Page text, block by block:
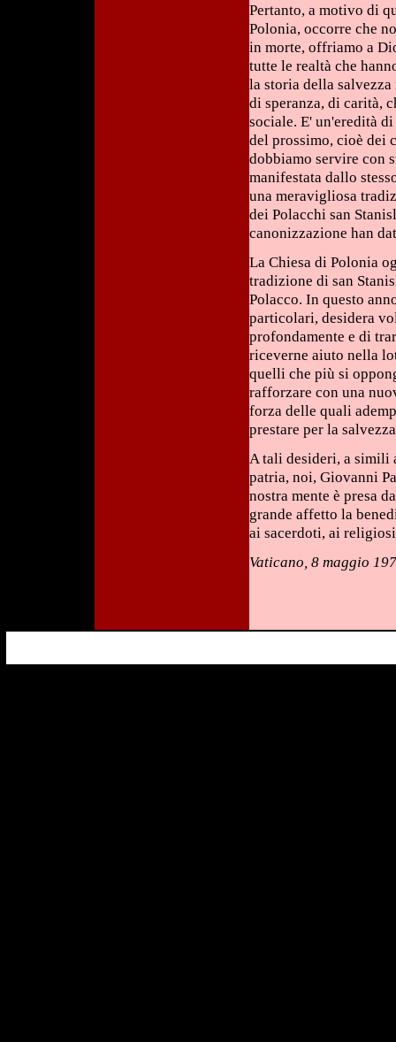
Pertanto, a motivo di
Polonia, occorre che
in morte, offriamo a
tutte le realtà che
la storia della
di speranza, di carità,
sociale. E' un'eredità
del prossimo, cioè dei
dobbiamo servire con
manifestata dallo
una meravigliosa
dei Polacchi san
canonizzazione han
La Chiesa di Polonia
tradizione di san
Polacco. In questo
particolari, desidera
profondamente e di
riceverne aiuto nella
quelli che più si
rafforzare con una
forza delle quali
prestare per la
A tali desideri, a simili
patria, noi, Giovanni
nostra mente è presa
grande affetto la
ai sacerdoti, ai
Vaticano, 8 maggio